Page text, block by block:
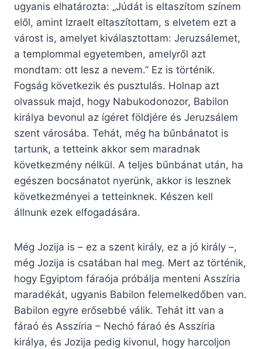
ugyanis elhatározta: „Júdát is eltaszítom színem
elől, amint Izraelt eltaszítottam, s elvetem ezt a
várost is, amelyet kiválasztottam: Jeruzsálemet,
a templommal egyetemben, amelyről azt
mondtam: ott lesz a nevem.” Ez is történik.
Fogság következik és pusztulás. Holnap azt
olvassuk majd, hogy Nabukodonozor, Babilon
királya bevonul az ígéret földjére és Jeruzsálem
szent városába. Tehát, még ha bűnbánatot is
tartunk, a tetteink akkor sem maradnak
következmény nélkül. A teljes bűnbánat után, ha
egészen bocsánatot nyerünk, akkor is lesznek
következményei a tetteinknek. Készen kell
állnunk ezek elfogadására.
Még Jozija is – ez a szent király, ez a jó király –,
még Jozija is csatában hal meg. Mert az történik,
hogy Egyiptom fáraója próbálja menteni Asszíria
maradékát, ugyanis Babilon felemelkedőben van.
Babilon egyre erősebbé válik. Tehát itt van a
fáraó és Asszíria – Nechó fáraó és Asszíria
királya, és Jozija pedig kivonul, hogy harcoljon